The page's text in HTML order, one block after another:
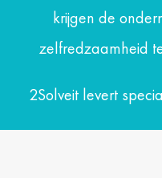
krijgen de
zelfredzaamheid
2Solveit levert